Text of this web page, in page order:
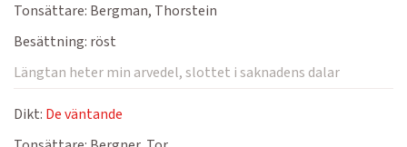
Tonsättare: Bergman, Thorstein
Besättning: röst
Längtan heter min arvedel, slottet i saknadens dalar
Dikt: De väntande